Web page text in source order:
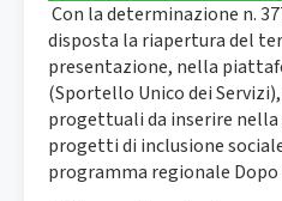
Con la determinazione n.
disposta la riapertura del
presentazione, nella
(Sportello Unico dei
progettuali da inserire
progetti di inclusione
programma regionale Dopo